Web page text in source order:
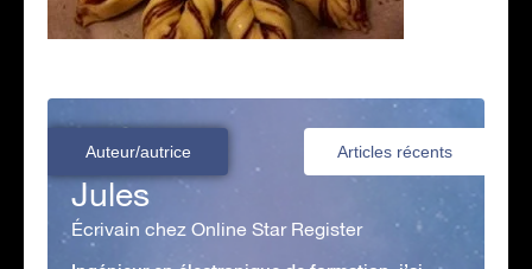
Auteur/autrice Articles récents
Jules
Écrivain chez Online Star Register